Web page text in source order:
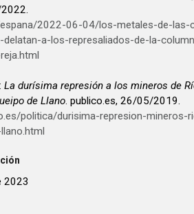
2022-06-04/los-metales-de-las-
a-los-represaliados-de-la-
La durísima represión a los mineros de
de Llano. publico.es, 26/05/2019.
politica/durisima-represion-mineros-
2023